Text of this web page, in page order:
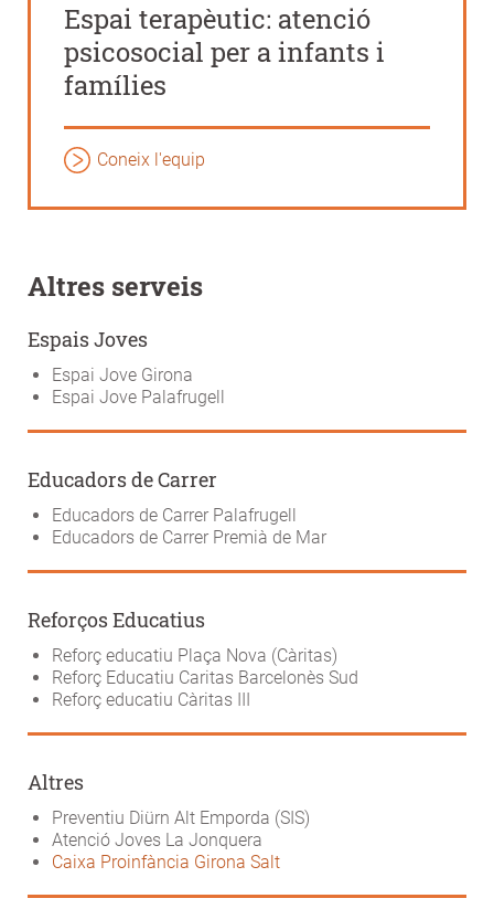
Espai terapèutic: atenció
psicosocial per a infants i
famílies
Coneix l'equip
Altres serveis
Espais Joves
Espai Jove Girona
Espai Jove Palafrugell
Educadors de Carrer
Educadors de Carrer Palafrugell
Educadors de Carrer Premià de Mar
Reforços Educatius
Reforç educatiu Plaça Nova (Càritas)
Reforç Educatiu Caritas Barcelonès Sud
Reforç educatiu Càritas III
Altres
Preventiu Diürn Alt Emporda (SIS)
Atenció Joves La Jonquera
Caixa Proinfància Girona Salt